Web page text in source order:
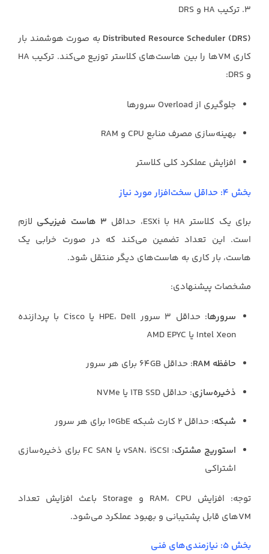
۳. ترکیب HA و DRS
Distributed Resource Scheduler (DRS) به صورت هوشمند بار
کاری VMها را بین هاست‌های کلاستر توزیع می‌کند. ترکیب HA
و DRS:
جلوگیری از Overload سرورها
بهینه‌سازی مصرف منابع CPU و RAM
افزایش عملکرد کلی کلاستر
بخش ۴: حداقل سخت‌افزار مورد نیاز
برای یک کلاستر HA با ESXi، حداقل ۳ هاست فیزیکی
لازم
است. این تعداد تضمین می‌کند که در صورت خرابی یک
هاست، بار کاری به هاست‌های دیگر منتقل شود.
مشخصات پیشنهادی:
سرورها
: حداقل ۳ سرور HPE، Dell یا Cisco با پردازنده
Intel Xeon یا AMD EPYC
حافظه RAM : حداقل ۶۴GB برای هر سرور
ذخیره‌سازی: حداقل ۱TB SSD یا NVMe
شبکه: حداقل ۲ کارت شبکه ۱۰GbE برای هر سرور
استوریج مشترک
: vSAN، iSCSI یا FC SAN برای ذخیره‌سازی
اشتراکی
توجه: افزایش RAM، CPU و Storage باعث افزایش تعداد
VMهای قابل پشتیبانی و بهبود عملکرد می‌شود.
بخش ۵: نیازمندی‌های فنی